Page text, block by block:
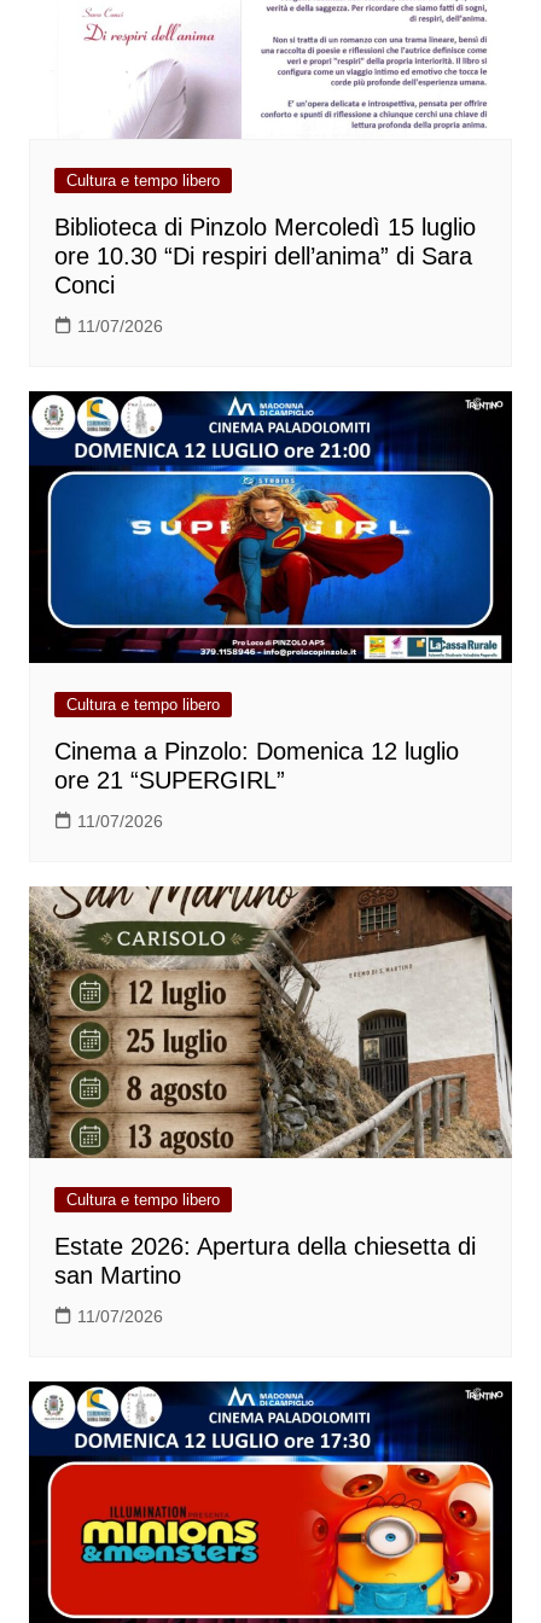
Cultura e tempo libero
Biblioteca di Pinzolo Mercoledì 15 luglio
ore 10.30 “Di respiri dell’anima” di Sara
Conci
11/07/2026
Cultura e tempo libero
Cinema a Pinzolo: Domenica 12 luglio
ore 21 “SUPERGIRL”
11/07/2026
Cultura e tempo libero
Estate 2026: Apertura della chiesetta di
san Martino
11/07/2026